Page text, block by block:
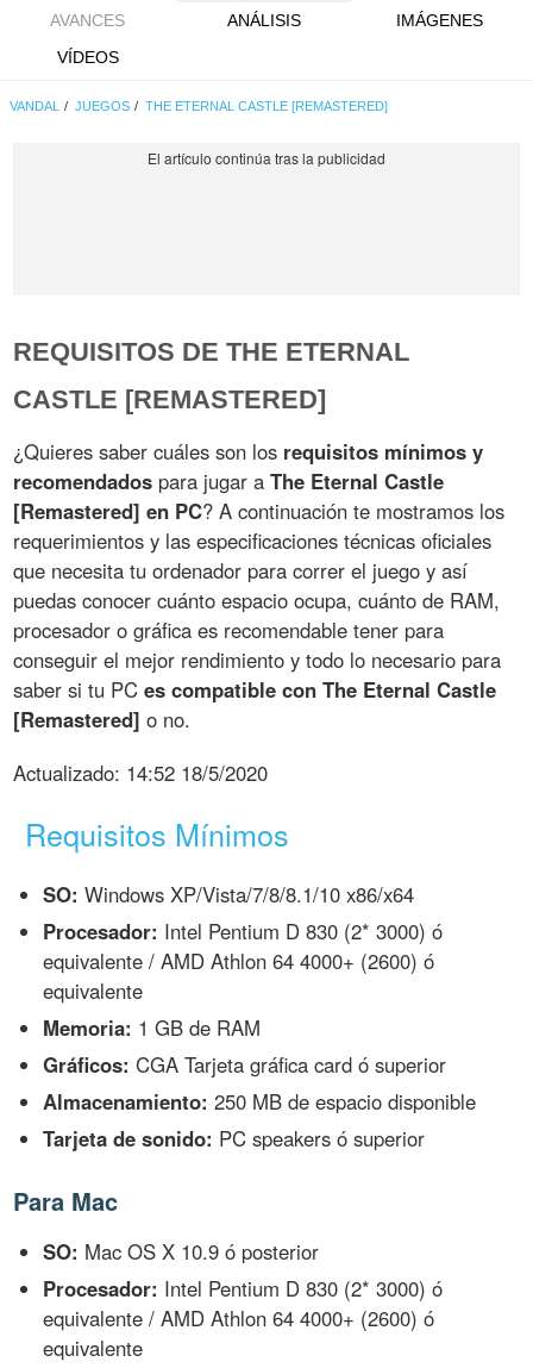
AVANCES
ANÁLISIS
IMÁGENES
VÍDEOS
VANDAL JUEGOS THE ETERNAL CASTLE [REMASTERED]
REQUISITOS DE THE ETERNAL
CASTLE [REMASTERED]
¿Quieres saber cuáles son los requisitos mínimos y
recomendados para jugar aThe Eternal Castle
[Remastered] en PC? A continuación te mostramos los
requerimientos y las especificaciones técnicas oficiales
que necesita tu ordenador para correr el juego y así
puedas conocer cuánto espacio ocupa, cuánto de RAM,
procesador o gráfica es recomendable tener para
conseguir el mejor rendimiento y todo lo necesario para
saber si tu PCes compatible con The Eternal Castle
[Remastered] o no.
Actualizado: 14:52 18/5/2020
Requisitos Mínimos
SO: Windows XP/Vista/7/8/8.1/10 x86/x64
Procesador: Intel Pentium D 830 (2* 3000) ó
equivalente / AMD Athlon 64 4000+ (2600) ó
equivalente
Memoria: 1 GB de RAM
Gráficos: CGA Tarjeta gráfica card ó superior
Almacenamiento: 250 MB de espacio disponible
Tarjeta de sonido: PC speakers ó superior
Para Mac
SO: Mac OS X 10.9 ó posterior
Procesador: Intel Pentium D 830 (2* 3000) ó
equivalente / AMD Athlon 64 4000+ (2600) ó
equivalente